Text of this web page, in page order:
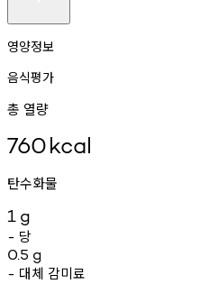
영양정보
음식평가
총 열량
760kcal
탄수화물
1 g
- 당
0.5 g
- 대체 감미료